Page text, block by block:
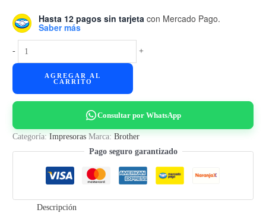
Hasta 12 pagos sin tarjeta con Mercado Pago.
Saber más
-
Impresora
Multifunción
+
AGREGAR AL
CARRITO
Consultar por WhatsApp
Categoría:Impresoras Marca:Brother
Pago seguro garantizado
Descripción